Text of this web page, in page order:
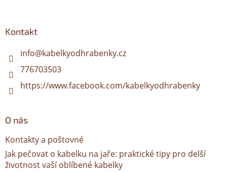
Kontakt
info@kabelkyodhrabenky.cz
776703503
https://www.facebook.com/kabelkyodhrabenky
O nás
Kontakty a poštovné
Jak pečovat o kabelku na jaře: praktické tipy pro delší
životnost vaší oblíbené kabelky